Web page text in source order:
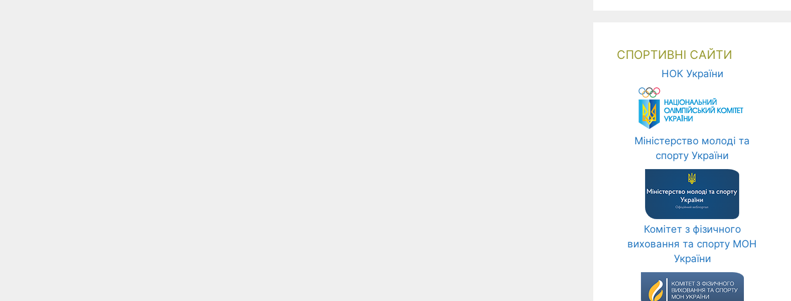
СПОРТИВНІ САЙТИ
НОК України
Міністерство молоді та
спорту України
Комітет з фізичного
виховання та спорту МОН
України